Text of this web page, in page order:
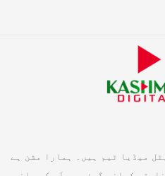
میڈیا ٹیم ہیں۔ ہمارا مشن ہے